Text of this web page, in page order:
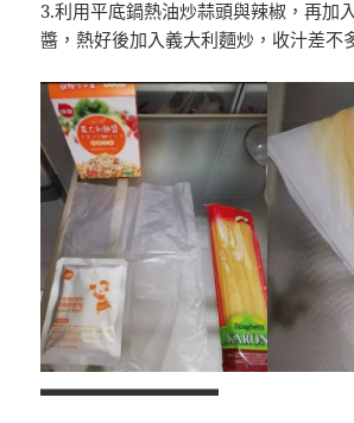
3.利用平底鍋熱油炒蒜頭與辣椒，再加
醬，熱好後加入義大利麵炒，收汁差不
▃▃▃▃▃▃▃▃▃▃